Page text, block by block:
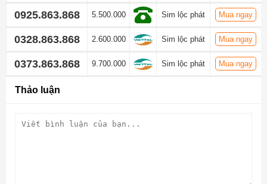
0925.863.868 5.500.000 Sim lộc phát Mua ngay
0328.863.868 2.600.000 Sim lộc phát Mua ngay
0373.863.868 9.700.000 Sim lộc phát Mua ngay
Thảo luận